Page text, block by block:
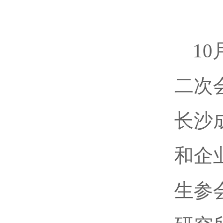
10
二次
长沙
和企
生参